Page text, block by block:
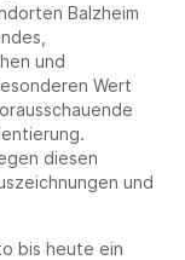
Balzheim
und
Wert
diesen
und
bis heute ein